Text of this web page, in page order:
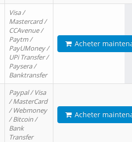
Visa /
Mastercard /
CCAvenue /
Paytm /
PayUMoney /
UPi Transfer /
Paysera /
Banktransfer
Acheter
Paypal / Visa
/ MasterCard
/ Webmoney
/ Bitcoin /
Bank
Transfer
Acheter